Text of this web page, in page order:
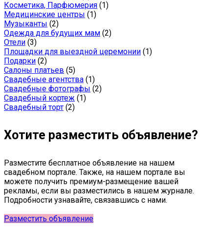
Косметика, Парфюмерия (1)
Медицинские центры (1)
Музыканты (2)
Одежда для будущих мам (2)
Отели (3)
Площадки для выездной церемонии (1)
Подарки (2)
Салоны платьев (5)
Свадебные агентства (1)
Свадебные фотографы (2)
Свадебный кортеж (1)
Свадебный торт (2)
Хотите разместить объявление?
Разместите бесплатное объявление на нашем
свадебном портале. Также, на нашем портале вы
можете получить премиум-размещение вашей
рекламы, если вы разместились в нашем журнале.
Подробности узнавайте, связавшись с нами.
Разместить объявление